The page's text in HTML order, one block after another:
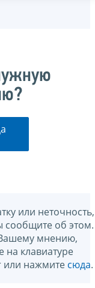
или неточность,
сообщите об этом.
мнению,
клавиатуре
или нажмите сюда.